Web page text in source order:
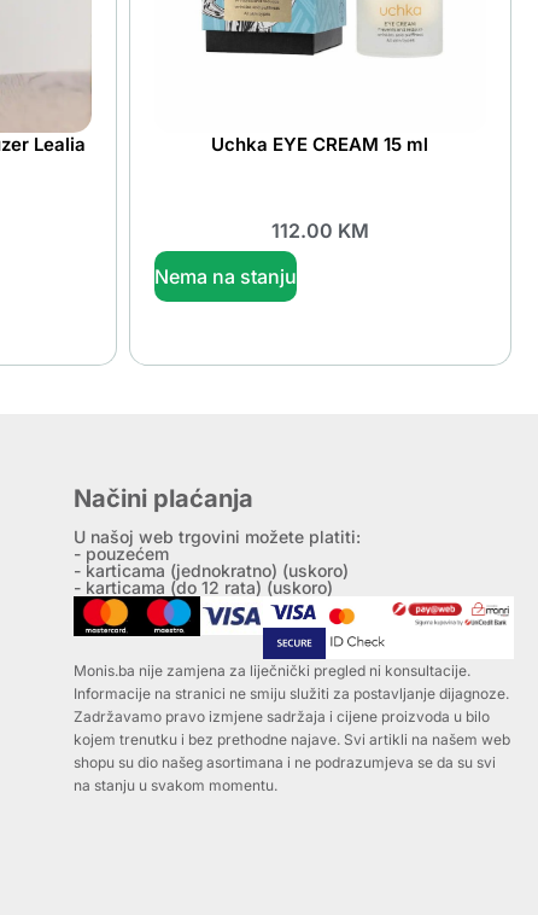
Lealia Uchka EYE CREAM 15 ml
112.00 KM
Nema na stanju
Načini plaćanja
U našoj web trgovini možete platiti:
- pouzećem
- karticama (jednokratno) (uskoro)
- karticama (do 12 rata) (uskoro)
Monis.ba nije zamjena za liječnički pregled ni konsultacije.
Informacije na stranici ne smiju služiti za postavljanje dijagnoze.
Zadržavamo pravo izmjene sadržaja i cijene proizvoda u bilo
kojem trenutku i bez prethodne najave. Svi artikli na našem web
shopu su dio našeg asortimana i ne podrazumjeva se da su svi
na stanju u svakom momentu.